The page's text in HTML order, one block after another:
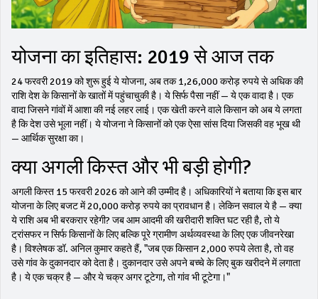
योजना का इतिहास: 2019 से आज तक
24 फरवरी 2019 को शुरू हुई ये योजना, अब तक 1,26,000 करोड़ रुपये से अधिक की
राशि देश के किसानों के खातों में पहुंचाचुकी है। ये सिर्फ पैसा नहीं — ये एक वादा है। एक
वादा जिसने गांवों में आशा की नई लहर लाई। एक खेती करने वाले किसान को अब ये लगता
है कि देश उसे भूला नहीं। ये योजना ने किसानों को एक ऐसा सांस दिया जिसकी वह भूख थी
— आर्थिक सुरक्षा का।
क्या अगली किस्त और भी बड़ी होगी?
अगली किस्त 15 फरवरी 2026 को आने की उम्मीद है। अधिकारियों ने बताया कि इस बार
योजना के लिए बजट में 20,000 करोड़ रुपये का प्रावधान है। लेकिन सवाल ये है — क्या
ये राशि अब भी बरकरार रहेगी? जब आम आदमी की खरीदारी शक्ति घट रही है, तो ये
ट्रांसफर न सिर्फ किसानों के लिए बल्कि पूरे ग्रामीण अर्थव्यवस्था के लिए एक जीवनरेखा
है। विश्लेषक डॉ. अनिल कुमार कहते हैं, "जब एक किसान 2,000 रुपये लेता है, तो वह
उसे गांव के दुकानदार को देता है। दुकानदार उसे अपने बच्चे के लिए बुक खरीदने में लगाता
है। ये एक चक्र है — और ये चक्र अगर टूटेगा, तो गांव भी टूटेगा।"